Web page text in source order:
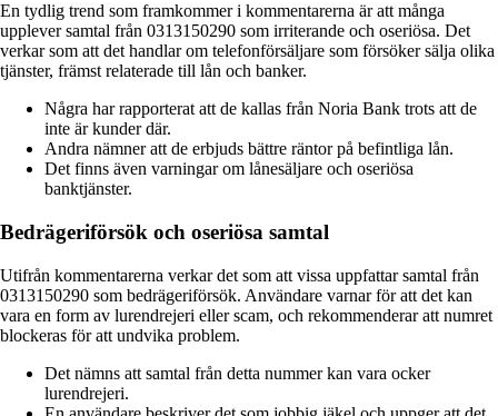
En tydlig trend som framkommer i kommentarerna är att många
upplever samtal från 0313150290 som irriterande och oseriösa. Det
verkar som att det handlar om telefonförsäljare som försöker sälja olika
tjänster, främst relaterade till lån och banker.
Några har rapporterat att de kallas från Noria Bank trots att de
inte är kunder där.
Andra nämner att de erbjuds bättre räntor på befintliga lån.
Det finns även varningar om lånesäljare och oseriösa
banktjänster.
Bedrägeriförsök och oseriösa samtal
Utifrån kommentarerna verkar det som att vissa uppfattar samtal från
0313150290 som bedrägeriförsök. Användare varnar för att det kan
vara en form av lurendrejeri eller scam, och rekommenderar att numret
blockeras för att undvika problem.
Det nämns att samtal från detta nummer kan vara ocker
lurendrejeri.